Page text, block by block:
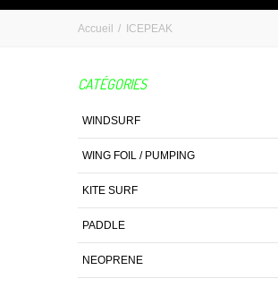
Accueil / ICEPEAK
CATÉGORIES
WINDSURF
WING FOIL / PUMPING
KITE SURF
PADDLE
NEOPRENE